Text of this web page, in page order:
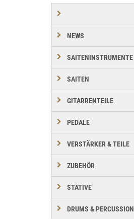
NEWS
SAITENINSTRUMENTE
SAITEN
GITARRENTEILE
PEDALE
VERSTÄRKER & TEILE
ZUBEHÖR
STATIVE
DRUMS & PERCUSSION